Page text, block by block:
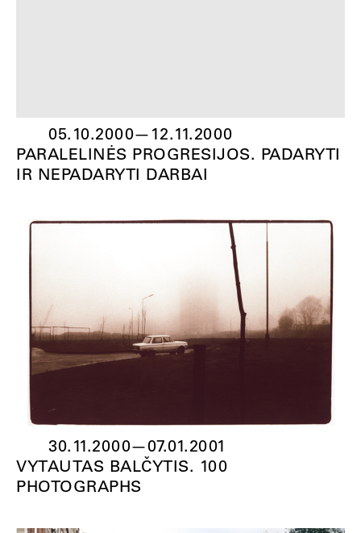
05.10.2000— 12.11.2000
PARALELINĖS PROGRESIJOS. PADARYTI
IR NEPADARYTI DARBAI
30.11.2000—07.01.2001
VYTAUTAS BALČYTIS. 100
PHOTOGRAPHS